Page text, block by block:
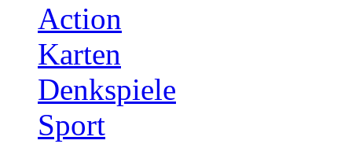
Action
Karten
Denkspiele
Sport